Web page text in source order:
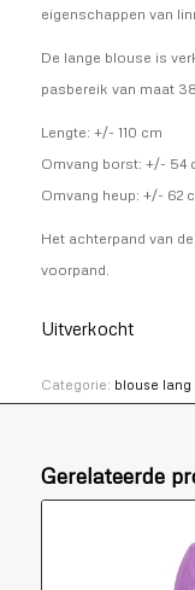
eigenschappen van
De lange blouse is
pasbereik van maat
Lengte: +/- 110 cm
Omvang borst: +/- 54
Omvang heup: +/- 62
Het achterpand van
voorpand.
Uitverkocht
Categorie: blouse lang
Gerelateerde